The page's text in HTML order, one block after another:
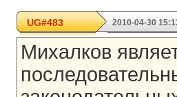
UG#483 2010-04-30
Михалков